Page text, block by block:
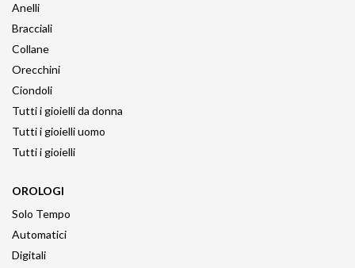
Anelli
Bracciali
Collane
Orecchini
Ciondoli
Tutti i gioielli da donna
Tutti i gioielli uomo
Tutti i gioielli
OROLOGI
Solo Tempo
Automatici
Digitali